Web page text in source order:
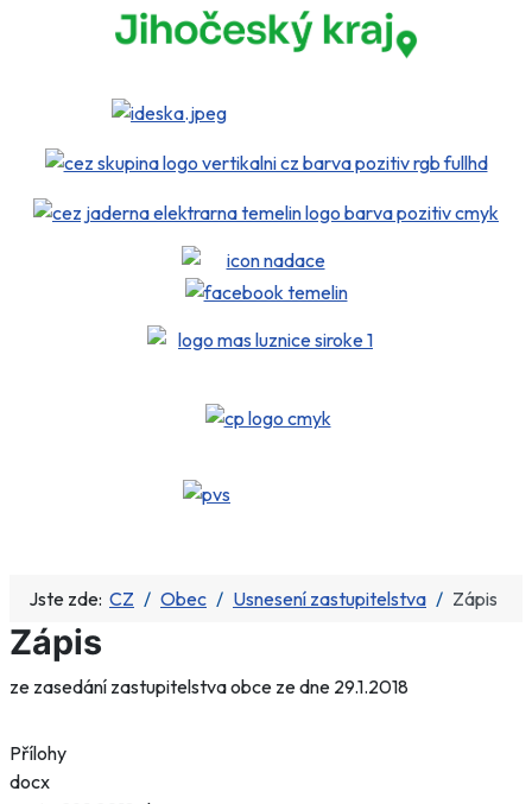
Jste zde: CZ Obec Usnesení zastupitelstva Zápis
Zápis
ze zasedání zastupitelstva obce ze dne 29.1.2018
Přílohy
docx